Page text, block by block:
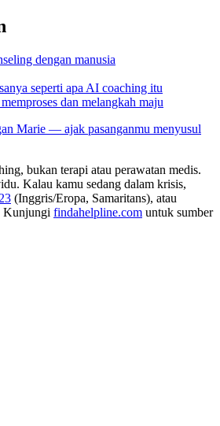
dengan manusia
seperti apa AI coaching itu
dan melangkah maju
Marie — ajak pasanganmu menyusul
bukan terapi atau perawatan medis.
Kalau kamu sedang dalam krisis,
(Inggris/Eropa, Samaritans), atau
Kunjungi findahelpline.com untuk sumber